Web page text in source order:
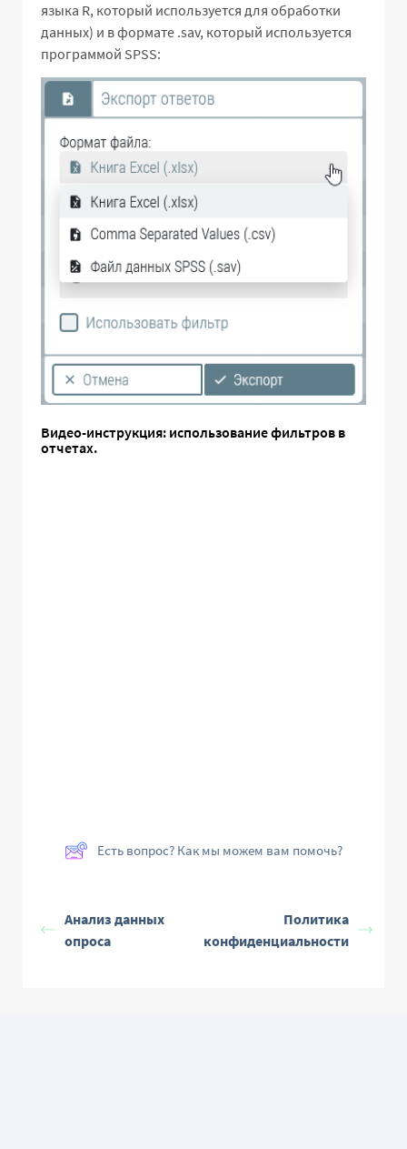
языка R, который используется для обработки
данных) и в формате .sav, который используется
программой SPSS:
Видео-инструкция: использование фильтров в
отчетах.
Есть вопрос? Как мы можем вам помочь?
Анализ данных
опроса
Политика
конфиденциальности